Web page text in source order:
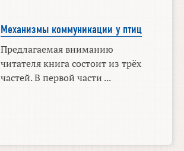
Механизмы коммуникации у птиц
Предлагаемая вниманию
читателя книга состоит из трёх
частей. В первой части ...